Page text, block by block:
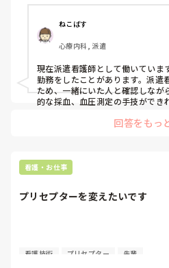
ねこばす
心療内科, 派遣
現在派遣看護師として働いていま
勤務をしたことがあります。派遣
ため、一緒にいた人と確認しなが
的な採血、血圧測定の手技ができ
ならないケースもあるため内容を
回答をもっ
看護・お仕事
プリセプターを変えたいです
質問失礼します。
看護技術 プリセプター 先輩